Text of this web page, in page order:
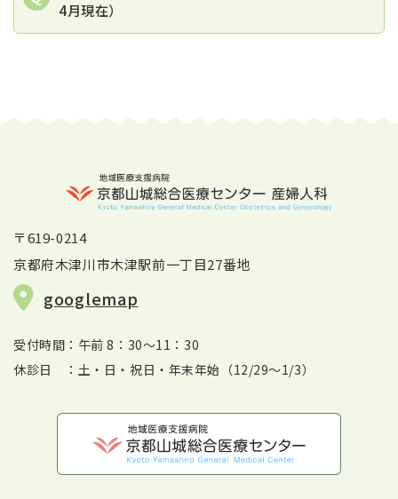
4月現在）
〒619-0214
京都府木津川市木津駅前一丁目27番地
googlemap
受付時間：午前 8：30～11：30
休診日 ：土・日・祝日・年末年始（12/29～1/3）